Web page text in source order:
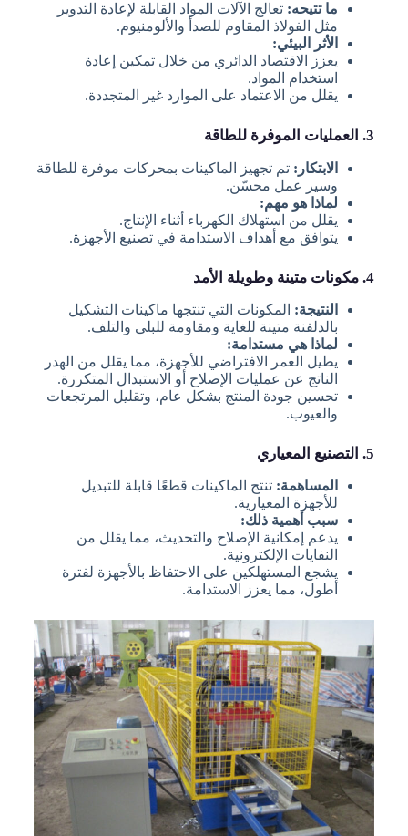
ما تتيحه: تعالج الآلات المواد القابلة لإعادة التدوير
مثل الفولاذ المقاوم للصدأ والألومنيوم.
الأثر البيئي:
يعزز الاقتصاد الدائري من خلال تمكين إعادة
استخدام المواد.
يقلل من الاعتماد على الموارد غير المتجددة.
3. العمليات الموفرة للطاقة
الابتكار: تم تجهيز الماكينات بمحركات موفرة للطاقة
وسير عمل محسّن.
لماذا هو مهم:
يقلل من استهلاك الكهرباء أثناء الإنتاج.
يتوافق مع أهداف الاستدامة في تصنيع الأجهزة.
4. مكونات متينة وطويلة الأمد
النتيجة: المكونات التي تنتجها ماكينات التشكيل
بالدلفنة متينة للغاية ومقاومة للبلى والتلف.
لماذا هي مستدامة:
يطيل العمر الافتراضي للأجهزة، مما يقلل من الهدر
الناتج عن عمليات الإصلاح أو الاستبدال المتكررة.
تحسين جودة المنتج بشكل عام، وتقليل المرتجعات
والعيوب.
5. التصنيع المعياري
المساهمة: تنتج الماكينات قطعًا قابلة للتبديل
للأجهزة المعيارية.
سبب أهمية ذلك:
يدعم إمكانية الإصلاح والتحديث، مما يقلل من
النفايات الإلكترونية.
يشجع المستهلكين على الاحتفاظ بالأجهزة لفترة
أطول، مما يعزز الاستدامة.